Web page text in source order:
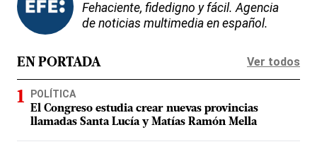
Fehaciente, fidedigno y fácil. Agencia
de noticias multimedia en español.
EN PORTADA Ver todos
POLÍTICA
El Congreso estudia crear nuevas provincias
llamadas Santa Lucía y Matías Ramón Mella